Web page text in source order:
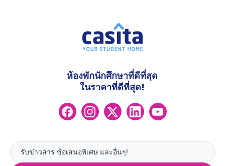
ห้องพักนักศึกษาที่ดีที่สุด
ในราคาที่ดีที่สุด!